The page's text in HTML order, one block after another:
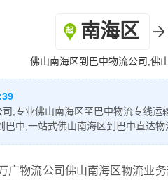
南海区
佛山南海区到巴中物流公司,佛
,专业佛山南海区至巴中物流专线
巴中,一站式佛山南海区到巴中直达物
广物流公司佛山南海区物流业